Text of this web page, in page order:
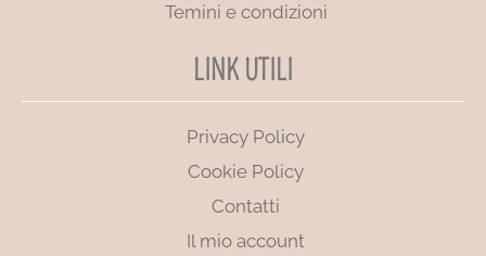
Temini e condizioni
LINK UTILI
Privacy Policy
Cookie Policy
Contatti
Il mio account